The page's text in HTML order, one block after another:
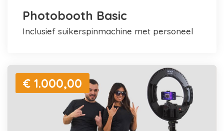
Photobooth Basic
inclusief suikerspinmachine met personeel
€ 1.000,00